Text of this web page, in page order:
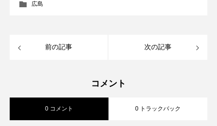
広島
前の記事 次の記事
コメント
0 コメント 0 トラックバック